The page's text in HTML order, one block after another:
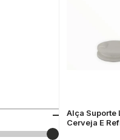
Alça Suporte
Cerveja E